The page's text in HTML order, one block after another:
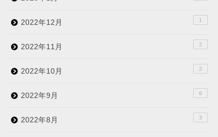
2022年12月 1
2022年11月 2
2022年10月 2
2022年9月 6
2022年8月 3